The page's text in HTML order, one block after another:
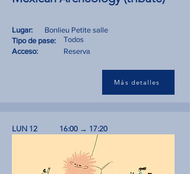
Lugar:
Tipo de pase:
Bonlieu Petite salle
Todos
Acceso:
Reserva
Más detalles
LUN 12 16:00 → 17:20